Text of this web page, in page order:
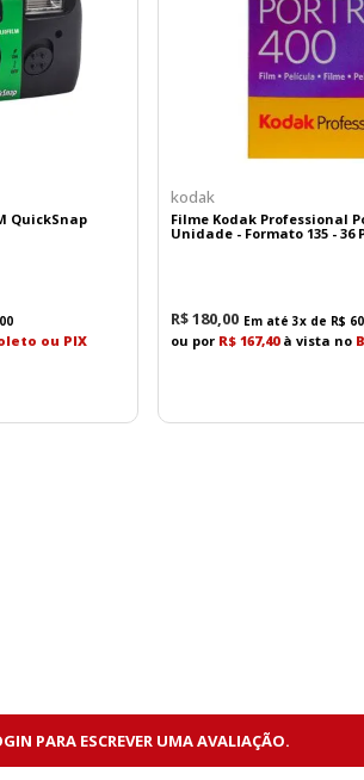
uma escolha sólida para quem
por uma solução confiável que atende
QuickSnap
00
ou PIX
kodak
Filme Kodak Professional
Unidade - Formato 135 - 36
R$180 00 Em até3x de R$ 60
ou por R$ 167,40à vista no
PARA ESCREVER UMA AVALIAÇÃO.